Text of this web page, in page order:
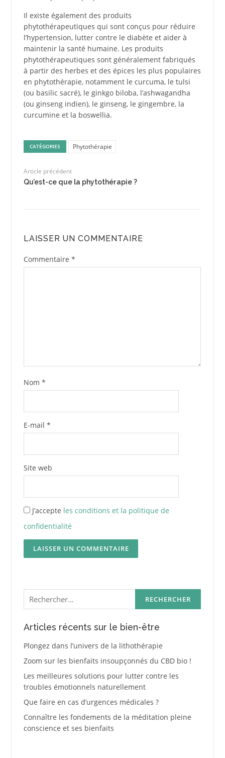
Il existe également des produits
phytothérapeutiques qui sont conçus pour réduire
l’hypertension, lutter contre le diabète et aider à
maintenir la santé humaine. Les produits
phytothérapeutiques sont généralement fabriqués
à partir des herbes et des épices les plus populaires
en phytothérapie, notamment le curcuma, le tulsi
(ou basilic sacré), le ginkgo biloba, l’ashwagandha
(ou ginseng indien), le ginseng, le gingembre, la
curcumine et la boswellia.
CATÉGORIES Phytothérapie
Article précédent
Qu’est-ce que la phytothérapie ?
LAISSER UN COMMENTAIRE
Commentaire *
Nom *
E-mail *
Site web
J’accepte les conditions et la politique de
confidentialité
Rechercher :
Articles récents sur le bien-être
Plongez dans l’univers de la lithothérapie
Zoom sur les bienfaits insoupçonnés du CBD bio !
Les meilleures solutions pour lutter contre les
troubles émotionnels naturellement
Que faire en cas d’urgences médicales ?
Connaître les fondements de la méditation pleine
conscience et ses bienfaits